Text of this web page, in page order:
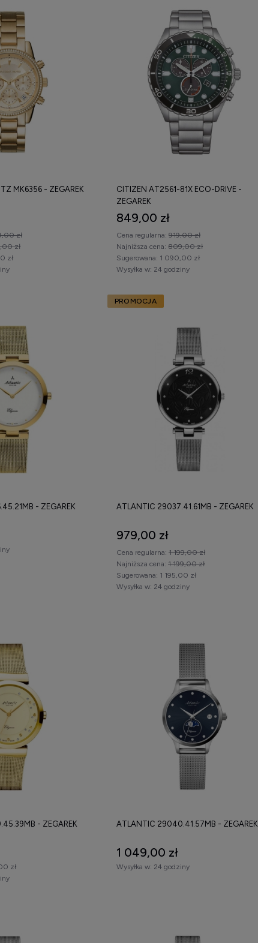
MK6356 - ZEGAREK
zł
zł
zł
CITIZEN AT2561-81X ECO-DRIVE -
ZEGAREK
849,00 zł
Cena regularna: 919,00 zł
Najniższa cena: 809,00 zł
Wysyłka w: 24 godziny
Sugerowana: 1 090,00 zł
- ZEGAREK ATLANTIC 29037.41.61MB - ZEGAREK
979,00 zł
Cena regularna: 1 199,00 zł
Najniższa cena: 1 199,00 zł
Wysyłka w: 24 godziny
Sugerowana: 1 195,00 zł
PROMOCJA
- ZEGAREK
zł
ATLANTIC 29040.41.57MB - ZEGAREK
1 049,00 zł
Wysyłka w: 24 godziny